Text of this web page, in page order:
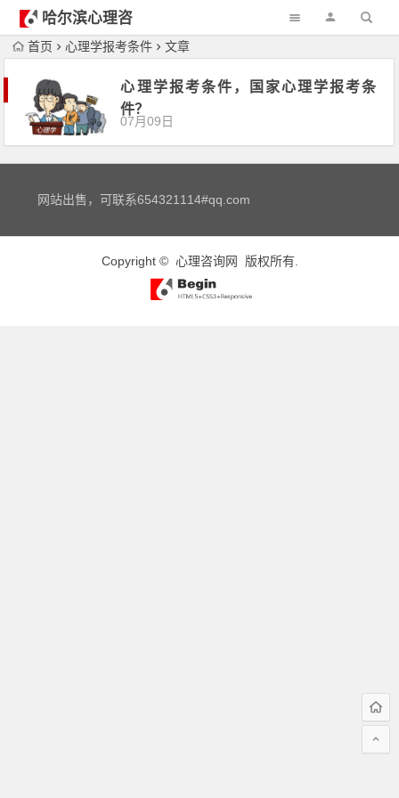
哈尔滨心理咨
询首页 心理学报考条件 文章
心理学报考条件，国家心理学报考条
件？
07月09日
网站出售，可联系654321114#qq.com
Copyright © 心理咨询网 版权所有.